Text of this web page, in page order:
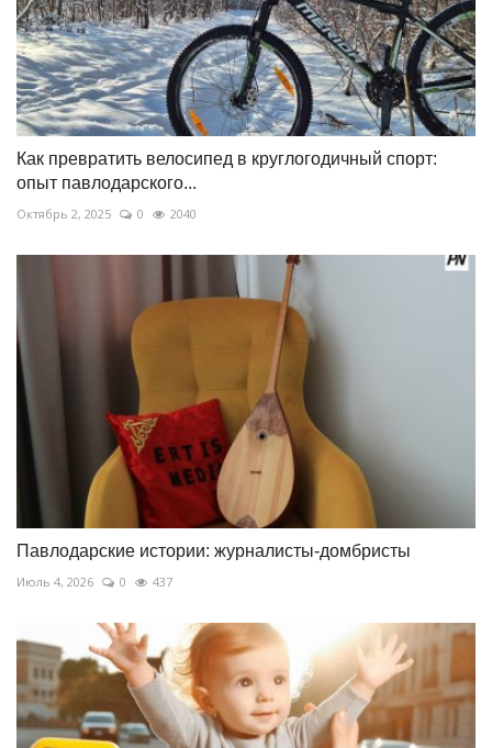
Как превратить велосипед в круглогодичный спорт:
опыт павлодарского...
Октябрь 2, 2025 0 2040
Павлодарские истории: журналисты-домбристы
Июль 4, 2026 0 437